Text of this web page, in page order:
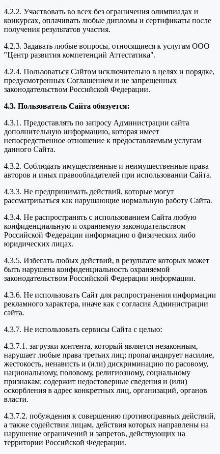
4.2.2. Участвовать во всех без ограничения олимпиадах и
конкурсах, оплачивать любые дипломы и сертификаты после
получения результатов участия.
4.2.3. Задавать любые вопросы, относящиеся к услугам ООО
"Центр развития компетенций Аттестатика".
4.2.4. Пользоваться Сайтом исключительно в целях и порядке,
предусмотренных Соглашением и не запрещенных
законодательством Российской Федерации.
4.3. Пользователь Сайта обязуется:
4.3.1. Предоставлять по запросу Администрации сайта
дополнительную информацию, которая имеет
непосредственное отношение к предоставляемым услугам
данного Сайта.
4.3.2. Соблюдать имущественные и неимущественные права
авторов и иных правообладателей при использовании Сайта.
4.3.3. Не предпринимать действий, которые могут
рассматриваться как нарушающие нормальную работу Сайта.
4.3.4. Не распространять с использованием Сайта любую
конфиденциальную и охраняемую законодательством
Российской Федерации информацию о физических либо
юридических лицах.
4.3.5. Избегать любых действий, в результате которых может
быть нарушена конфиденциальность охраняемой
законодательством Российской Федерации информации.
4.3.6. Не использовать Сайт для распространения информации
рекламного характера, иначе как с согласия Администрации
сайта.
4.3.7. Не использовать сервисы Сайта с целью:
4.3.7.1. загрузки контента, который является незаконным,
нарушает любые права третьих лиц; пропагандирует насилие,
жестокость, ненависть и (или) дискриминацию по расовому,
национальному, половому, религиозному, социальному
признакам; содержит недостоверные сведения и (или)
оскорбления в адрес конкретных лиц, организаций, органов
власти.
4.3.7.2. побуждения к совершению противоправных действий,
а также содействия лицам, действия которых направлены на
нарушение ограничений и запретов, действующих на
территории Российской Федерации.